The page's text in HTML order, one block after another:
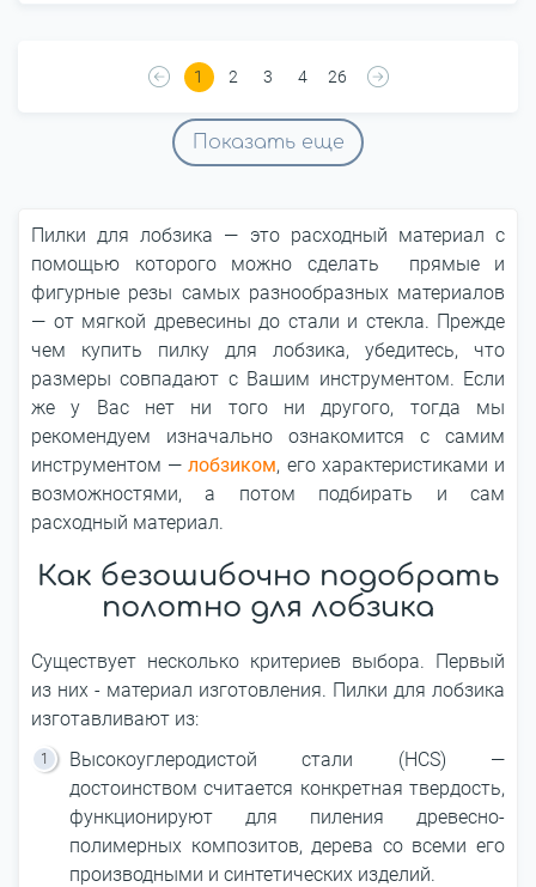
1 2 3 4 26
Показать еще
Пилки для лобзика — это расходный материал с
помощью которого можно сделать прямые и
фигурные резы самых разнообразных материалов
— от мягкой древесины до стали и стекла. Прежде
чем купить пилку для лобзика, убедитесь, что
размеры совпадают с Вашим инструментом. Если
же у Вас нет ни того ни другого, тогда мы
рекомендуем изначально ознакомится с самим
инструментом —лобзиком, его характеристиками и
возможностями, а потом подбирать и сам
расходный материал.
Как безошибочно подобрать
полотно для лобзика
Существует несколько критериев выбора. Первый
из них - материал изготовления. Пилки для лобзика
изготавливают из:
Высокоуглеродистой стали (HCS) —
достоинством считается конкретная твердость,
функционируют для пиления древесно-
полимерных композитов, дерева со всеми его
производными и синтетических изделий.